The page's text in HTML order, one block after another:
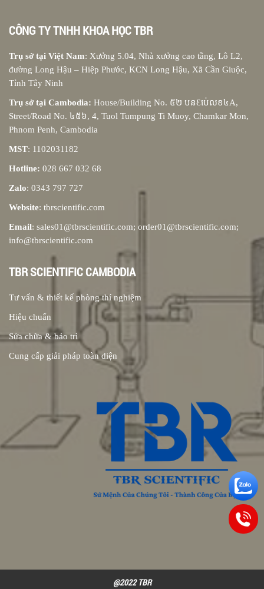
CÔNG TY TNHH KHOA HỌC TBR
Trụ sở tại Việt Nam: Xưởng 5.04, Nhà xưởng cao tầng, Lô L2,
đường Long Hậu – Hiệp Phước, KCN Long Hậu, Xã Cần Giuộc,
Tỉnh Tây Ninh
Trụ sở tại Cambodia: House/Building No. ៥២ បនƐប់េលខ៤A,
Street/Road No. ៤៥៦, 4, Tuol Tumpung Ti Muoy, Chamkar Mon,
Phnom Penh, Cambodia
MST: 1102031182
Hotline: 028 667 032 68
Zalo: 0343 797 727
Website: tbrscientific.com
Email: sales01@tbrscientific.com; order01@tbrscientific.com;
info@tbrscientific.com
TBR SCIENTIFIC CAMBODIA
Tư vấn & thiết kế phòng thí nghiệm
Hiệu chuẩn
Sửa chữa & bảo trì
Cung cấp giải pháp toàn diện
@2022 TBR